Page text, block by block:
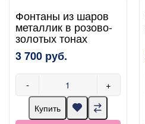
Фонтаны из шаров
металлик в розово-
золотых тонах
3 700 руб.
- +
Купить